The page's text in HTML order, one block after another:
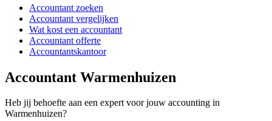
Accountant zoeken
Accountant vergelijken
Wat kost een accountant
Accountant offerte
Accountantskantoor
Accountant Warmenhuizen
Heb jij behoefte aan een expert voor jouw accounting in
Warmenhuizen?